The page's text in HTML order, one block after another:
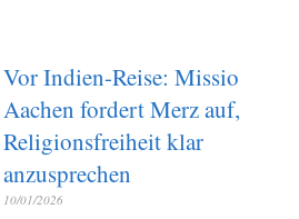
Vor Indien-Reise: Missio
Aachen fordert Merz auf,
Religionsfreiheit klar
anzusprechen
10/01/2026